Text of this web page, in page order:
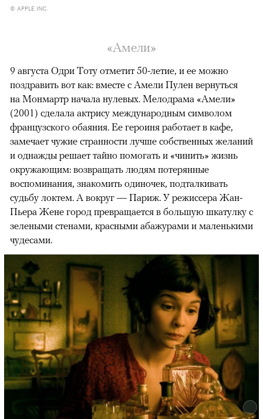
© APPLE INC.
«Амели»
9 августа Одри Тоту отметит 50-летие, и ее можно
поздравить вот как: вместе с Амели Пулен вернуться
на Монмартр начала нулевых. Мелодрама «Амели»
(2001) сделала актрису международным символом
французского обаяния. Ее героиня работает в кафе,
замечает чужие странности лучше собственных желаний
и однажды решает тайно помогать и «чинить» жизнь
окружающим: возвращать людям потерянные
воспоминания, знакомить одиночек, подталкивать
судьбу локтем. А вокруг — Париж. У режиссера Жан-
Пьера Жене город превращается в большую шкатулку с
зелеными стенами, красными абажурами и маленькими
чудесами.